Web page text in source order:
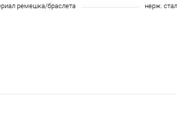
ремешка/браслета
нерж.